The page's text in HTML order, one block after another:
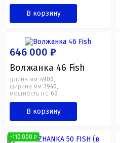
В корзину
646 000 ₽
Волжанка 46 Fish
длина мм: 4900
ширина мм: 1940
мощность л.с: 60
В корзину
-110 000 ₽